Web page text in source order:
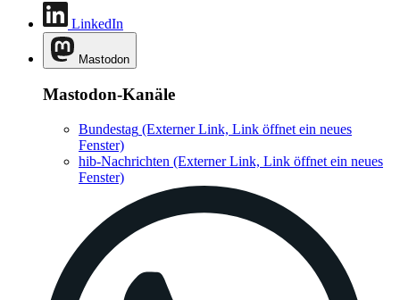
LinkedIn
Mastodon
Mastodon-Kanäle
Bundestag (Externer Link, Link öffnet ein neues
Fenster)
hib-Nachrichten (Externer Link, Link öffnet ein neues
Fenster)